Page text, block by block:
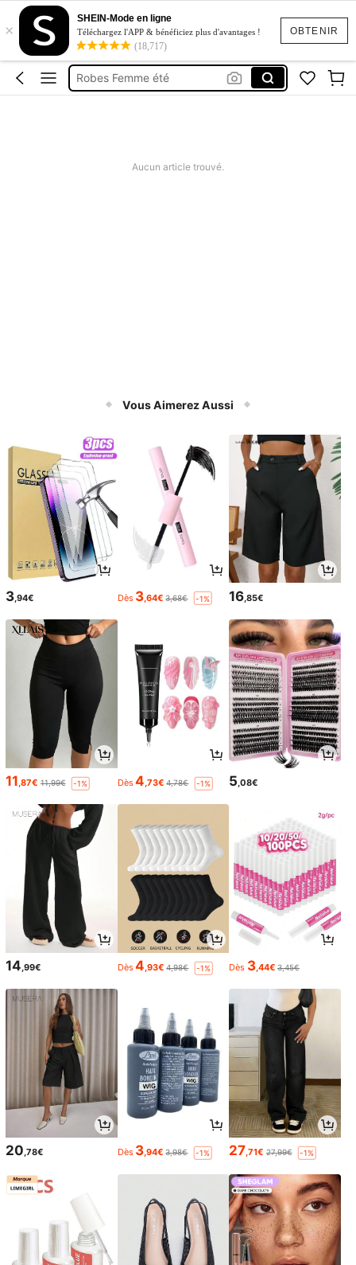
OBTENIR
×
SHEIN-Mode en ligne
Téléchargez l'APP & bénéficiez plus d'avantages !
(18,717)
Maillot De Bain Femme
Squishy
Maillot De Bain 2 Pieces
Robes Femme été
Aucun article trouvé.
Vous Aimerez Aussi
3 ,94€ Dès 3 ,64€ 3,68€ -1% 16 ,85€
11,87€ 11,99€ -1% Dès4,73€ 4,78€ -1% 5,08€
14,99€ Dès4,93€ 4,98€ -1% Dès 3,44€ 3,45€
20,78€ Dès 3,94€ 3,98€ -1% 27,71€ 27,99€ -1%